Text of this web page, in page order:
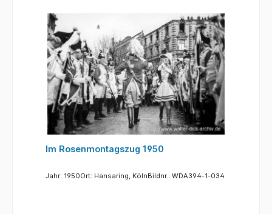
Im Rosenmontagszug 1950
Jahr: 1950Ort: Hansaring, KölnBildnr.: WDA394-1-034